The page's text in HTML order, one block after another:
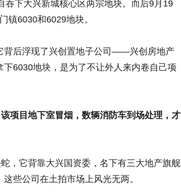
吞下大兴新城核心区两宗地块。而后9月19
镇6030和6029地块。
背后浮现了兴创置地子公司——兴创房地产
6030地块，是为了不让外人来内卷自己项
项目地下室冒烟，数辆消防车到场处理，才
，它背靠大兴国资委，名下有三大地产旗舰
些公司在土拍市场上风光无两。